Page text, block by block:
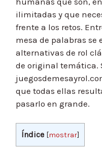
ilimitadas y que
frente a los retos.
mesa de palabras
alternativas de rol
de original temática.
que todas ellas
pasarlo en grande.
Índice [mostrar]